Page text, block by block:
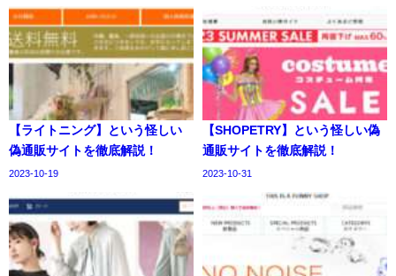
【ライトニング】という怪しい
偽通販サイトを徹底解説！
2023-10-19
【SHOPETRY】という怪しい偽
通販サイトを徹底解説！
2023-10-31